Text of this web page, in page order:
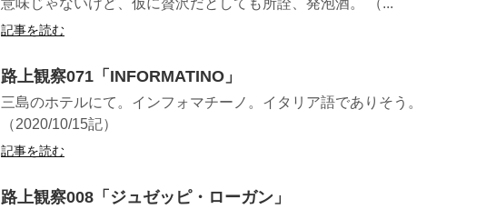
意味じゃないけど、仮に贅沢だとしても所詮、発泡酒。 （...
記事を読む
路上観察071「INFORMATINO」
三島のホテルにて。インフォマチーノ。イタリア語でありそう。
（2020/10/15記）
記事を読む
路上観察008「ジュゼッピ・ローガン」